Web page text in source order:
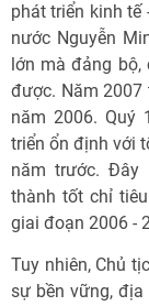
phát triển kinh tế
nước Nguyễn
lớn mà đảng bộ,
được. Năm 2007
năm 2006. Quý
triển ổn định với
năm trước. Đây
thành tốt chỉ
giai đoạn 2006 -
Tuy nhiên, Chủ
sự bền vững,